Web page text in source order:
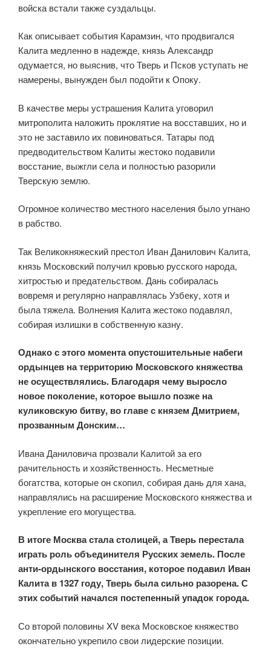
войска встали также суздальцы.
Как описывает события Карамзин, что продвигался
Калита медленно в надежде, князь Александр
одумается, но выяснив, что Тверь и Псков уступать не
намерены, вынужден был подойти к Опоку.
В качестве меры устрашения Калита уговорил
митрополита наложить проклятие на восставших, но и
это не заставило их повиноваться. Татары под
предводительством Калиты жестоко подавили
восстание, выжгли села и полностью разорили
Тверскую землю.
Огромное количество местного населения было угнано
в рабство.
Так Великокняжеский престол Иван Данилович Калита,
князь Московский получил кровью русского народа,
хитростью и предательством. Дань собиралась
вовремя и регулярно направлялась Узбеку, хотя и
была тяжела. Волнения Калита жестоко подавлял,
собирая излишки в собственную казну.
Однако с этого момента опустошительные набеги
ордынцев на территорию Московского княжества
не осуществлялись. Благодаря чему выросло
новое поколение, которое вышло позже на
куликовскую битву, во главе с князем Дмитрием,
прозванным Донским…
Ивана Даниловича прозвали Калитой за его
рачительность и хозяйственность. Несметные
богатства, которые он скопил, собирая дань для хана,
направлялись на расширение Московского княжества и
укрепление его могущества.
В итоге Москва стала столицей, а Тверь перестала
играть роль объединителя Русских земель. После
анти-ордынского восстания, которое подавил Иван
Калита в 1327 году, Тверь была сильно разорена. С
этих событий начался постепенный упадок города.
Со второй половины XV века Московское княжество
окончательно укрепило свои лидерские позиции.